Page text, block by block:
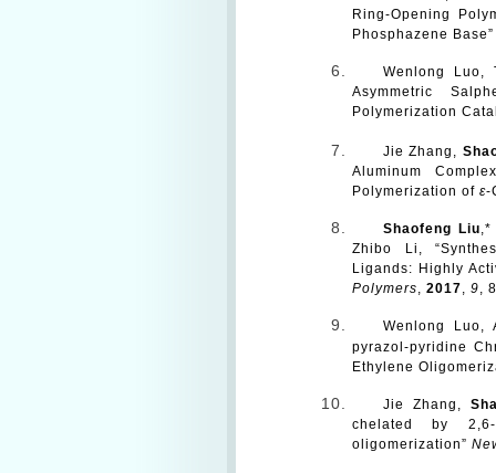
Ring-Opening
Phosphazene
Wenlong
Asymmetric
Polymerization
Jie Zhang,
Aluminum
Polymerization of ε-
Shaofeng Liu,*
Zhibo Li,
Ligands: Highly
Polymers, 2017, 9,
Wenlong
pyrazol-pyridine
Ethylene
Jie Zhang,
chelated by 2,6-
oligomerization”